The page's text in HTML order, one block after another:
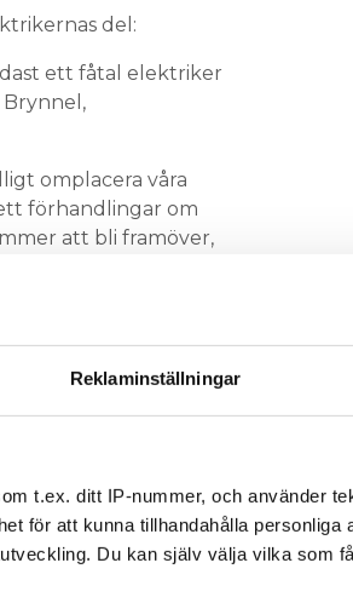
Reklaminställningar
t.ex. ditt IP-nummer, och använder
för att kunna tillhandahålla personliga
Du kan själv välja vilka som
del:
ett fåtal elektriker
Brynnel,
omplacera våra
förhandlingar om
att bli framöver,
kunders efterfrågan.
permitteringar.
är att undvika
men vi följer
säger Erika
”i en tyst period”, vill
som är permitterade.